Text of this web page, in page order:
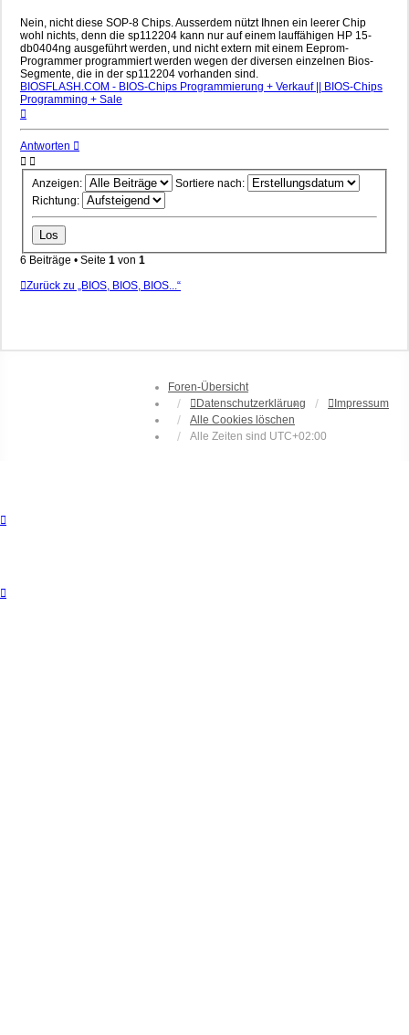
Nein, nicht diese SOP-8 Chips. Ausserdem nützt Ihnen ein leerer Chip
wohl nichts, denn die sp112204 kann nur auf einem lauffähigen HP 15-
db0404ng ausgeführt werden, und nicht extern mit einem Eeprom-
Programmer programmiert werden wegen der diversen einzelnen Bios-
Segmente, die in der sp112204 vorhanden sind.
BIOSFLASH.COM - BIOS-Chips Programmierung + Verkauf || BIOS-Chips
Programming + Sale
Antworten
Anzeigen:
Sortiere nach:
Richtung:
6 Beiträge • Seite 1 von 1
Zurück zu „BIOS, BIOS, BIOS...“
Foren-Übersicht
Datenschutzerklärung
Impressum
Alle Cookies löschen
Alle Zeiten sind UTC+02:00